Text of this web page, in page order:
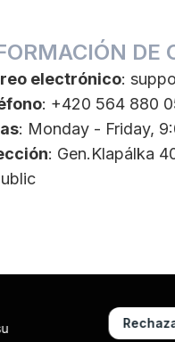
DE
electrónico:
: +420 564 880
: Monday - Friday,
: Gen.Klapálka